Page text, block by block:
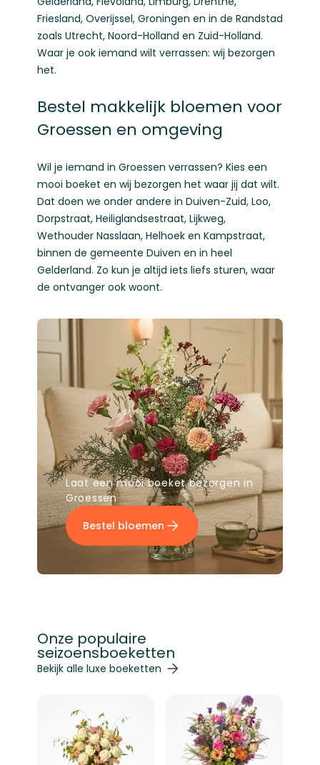
Friesland, Overijssel, Groningen en in de Randstad
zoals Utrecht, Noord-Holland en Zuid-Holland.
Waar je ook iemand wilt verrassen: wij bezorgen
het.
Bestel makkelijk bloemen voor
Groessen en omgeving
Wil je iemand in Groessen verrassen? Kies een
mooi boeket en wij bezorgen het waar jij dat wilt.
Dat doen we onder andere in Duiven-Zuid, Loo,
Dorpstraat, Heiliglandsestraat, Lijkweg,
Wethouder Nasslaan, Helhoek en Kampstraat,
binnen de gemeente Duiven en in heel
Gelderland. Zo kun je altijd iets liefs sturen, waar
de ontvanger ook woont.
Laat een mooi boeket bezorgen in
Groessen
Bestel bloemen
Onze populaire
seizoensboeketten
Navigeren door de elementen van de carrousel is
Druk om carrousel over te slaan
Bekijk alle luxe boeketten